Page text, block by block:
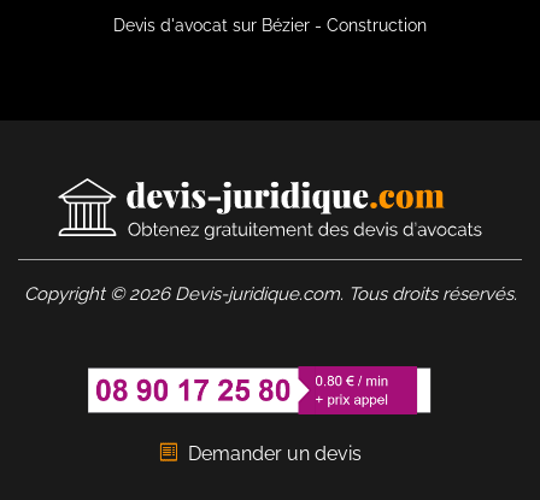
Devis d'avocat sur Bézier - Construction
Copyright © 2026 Devis-juridique.com. Tous droits réservés.
Demander un devis